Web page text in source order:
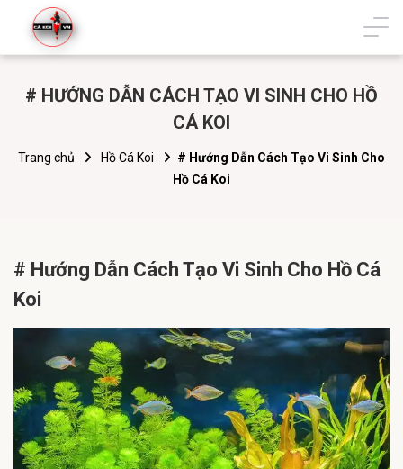
# HƯỚNG DẪN CÁCH TẠO VI SINH CHO HỒ
CÁ KOI
Trang chủ Hồ Cá Koi
# Hướng Dẫn Cách Tạo Vi Sinh Cho
Hồ Cá Koi
# Hướng Dẫn Cách Tạo Vi Sinh Cho Hồ Cá
Koi